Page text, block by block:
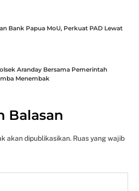
Bank Papua MoU, Perkuat PAD Lewat
Aranday Bersama Pemerintah
Menembak
Balasan
akan dipublikasikan. Ruas yang wajib